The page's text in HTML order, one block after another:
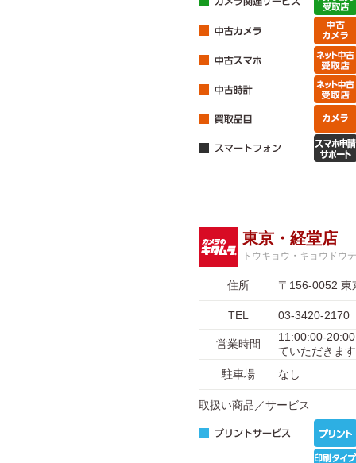
東京・経堂店
トウキョウ・キョウドウ
住所 〒156-0052 東
TEL 03-3420-2170
営業時間
11:00:00-
ていただきま
駐車場
なし
取扱い商品／サービス